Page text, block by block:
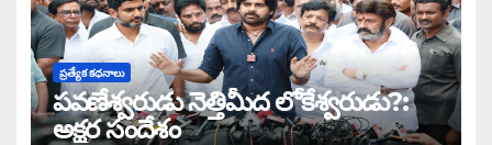
ప్రత్యేక కధనాలు
పవణేశ్వరుడు నెత్తిమీద లోకేశ్వరుడు?:
అక్షర సందేశం